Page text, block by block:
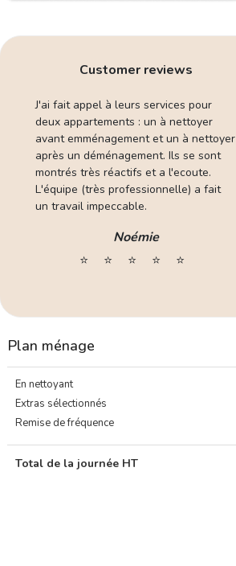
Customer reviews
J'ai fait appel à leurs services pour
deux appartements : un à nettoyer
avant emménagement et un à nettoyer
après un déménagement. Ils se sont
montrés très réactifs et a l'ecoute.
L'équipe (très professionnelle) a fait
un travail impeccable.
Noémie
⭐️
⭐️ ⭐️ ⭐️ ⭐️
Plan ménage
En nettoyant
Extras sélectionnés
Remise de fréquence
Total de la journée HT